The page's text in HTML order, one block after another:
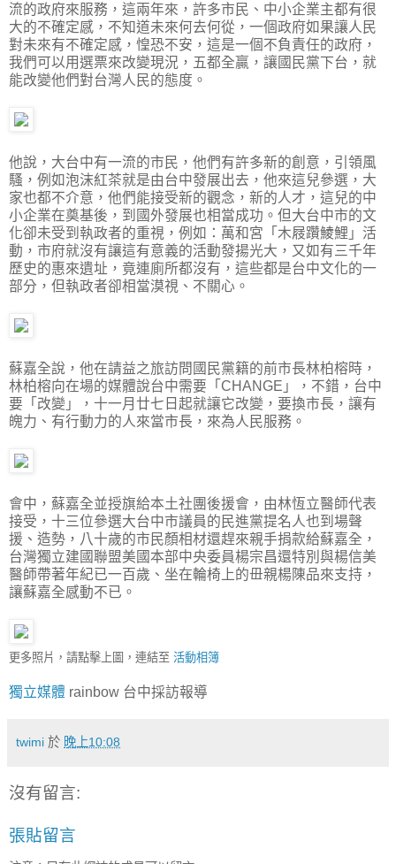
流的政府來服務，這兩年來，許多市民、中小企業主都有很
大的不確定感，不知道未來何去何從，一個政府如果讓人民
對未來有不確定感，惶恐不安，這是一個不負責任的政府，
我們可以用選票來改變現況，五都全贏，讓國民黨下台，就
能改變他們對台灣人民的態度。
他說，大台中有一流的市民，他們有許多新的創意，引領風
騷，例如泡沫紅茶就是由台中發展出去，他來這兒參選，大
家也都不介意，他們能接受新的觀念，新的人才，這兒的中
小企業在奠基後，到國外發展也相當成功。但大台中市的文
化卻未受到執政者的重視，例如：萬和宮「木屐躦鯪鯉」活
動，市府就沒有讓這有意義的活動發揚光大，又如有三千年
歷史的惠來遺址，竟連廁所都沒有，這些都是台中文化的一
部分，但執政者卻相當漠視、不關心。
蘇嘉全說，他在請益之旅訪問國民黨籍的前市長林柏榕時，
林柏榕向在場的媒體說台中需要「CHANGE」，不錯，台中
要「改變」，十一月廿七日起就讓它改變，要換市長，讓有
魄力、有行動力的人來當市長，來為人民服務。
會中，蘇嘉全並授旗給本土社團後援會，由林恆立醫師代表
接受，十三位參選大台中市議員的民進黨提名人也到場聲
援、造勢，八十歲的市民顏相材還趕來親手捐款給蘇嘉全，
台灣獨立建國聯盟美國本部中央委員楊宗昌還特別與楊信美
醫師帶著年紀已一百歲、坐在輪椅上的毌親楊陳品來支持，
讓蘇嘉全感動不已。
更多照片，請點擊上圖，連結至 活動相簿
獨立媒體 rainbow 台中採訪報導
twimi 於 晚上10:08
沒有留言:
張貼留言